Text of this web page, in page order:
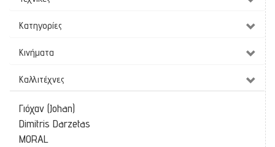
Κατηγορίες
Κινήματα
Καλλιτέχνες
Γιόχαν (Johan)
Dimitris Darzetas
MORAL